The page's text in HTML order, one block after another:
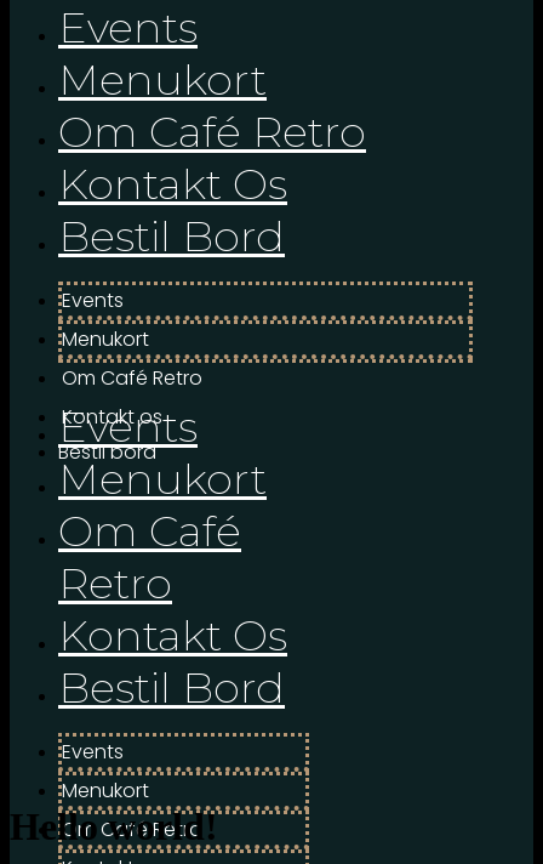
Events
Menukort
Om Café Retro
Kontakt Os
Bestil Bord
Events
Menukort
Om Café Retro
Kontakt os
Bestil bord
Events
Menukort
Om Café
Retro
Kontakt Os
Bestil Bord
Events
Menukort
Om Café Retro
Hello world!